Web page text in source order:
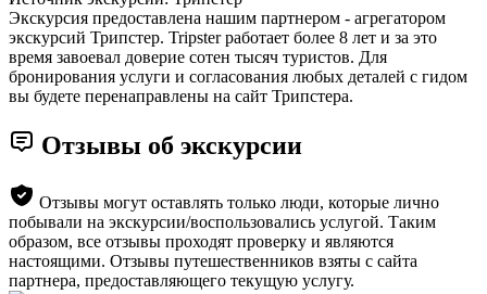
Экскурсия предоставлена нашим партнером - агрегатором
экскурсий Трипстер. Tripster работает более 8 лет и за это
время завоевал доверие сотен тысяч туристов. Для
бронирования услуги и согласования любых деталей с гидом
вы будете перенаправлены на сайт Трипстера.
Отзывы об экскурсии
Отзывы могут оставлять только люди, которые лично
побывали на экскурсии/воспользовались услугой. Таким
образом, все отзывы проходят проверку и являются
настоящими. Отзывы путешественников взяты с сайта
партнера, предоставляющего текущую услугу.